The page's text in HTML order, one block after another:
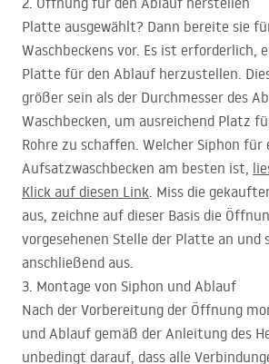
Platte ausgewählt? Dann bereite sie
Waschbeckens vor. Es ist erforderlich,
Platte für den Ablauf herzustellen.
größer sein als der Durchmesser des
Waschbecken, um ausreichend Platz
Rohre zu schaffen. Welcher Siphon für
Aufsatzwaschbecken am besten ist,
Klick auf diesen Link. Miss die
aus, zeichne auf dieser Basis die
vorgesehenen Stelle der Platte an und
anschließend aus.
3. Montage von Siphon und Ablauf
Nach der Vorbereitung der Öffnung
und Ablauf gemäß der Anleitung des
unbedingt darauf, dass alle